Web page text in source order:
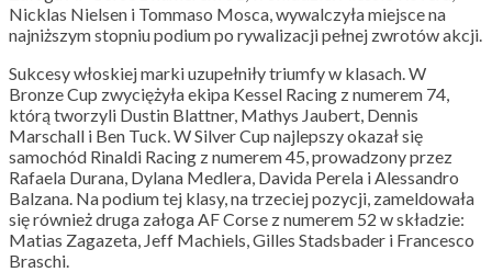
Nicklas Nielsen i Tommaso Mosca, wywalczyła miejsce na
najniższym stopniu podium po rywalizacji pełnej zwrotów akcji.
Sukcesy włoskiej marki uzupełniły triumfy w klasach. W
Bronze Cup zwyciężyła ekipa Kessel Racing z numerem 74,
którą tworzyli Dustin Blattner, Mathys Jaubert, Dennis
Marschall i Ben Tuck. W Silver Cup najlepszy okazał się
samochód Rinaldi Racing z numerem 45, prowadzony przez
Rafaela Durana, Dylana Medlera, Davida Perela i Alessandro
Balzana. Na podium tej klasy, na trzeciej pozycji, zameldowała
się również druga załoga AF Corse z numerem 52 w składzie:
Matias Zagazeta, Jeff Machiels, Gilles Stadsbader i Francesco
Braschi.